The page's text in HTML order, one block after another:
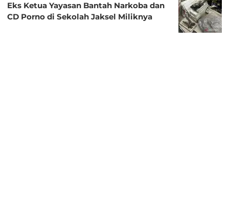
Eks Ketua Yayasan Bantah Narkoba dan
CD Porno di Sekolah Jaksel Miliknya